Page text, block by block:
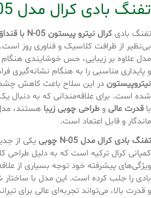
تفنگ بادی کرال مدل N-05 چوبی
تفنگ بادی کرال نیترو پیستون N-05 با قنداق چوب
بی‌نظیر از ظرافت کلاسیک و فناوری روز
مدل علاوه بر زیبایی، حس خوشایندی هنگام
و پایداری مناسبی را به هنگام نشانه‎‌گیری فراهم می‌کند. تکنولوژی
نیتروپیستون در این سلاح باعث کاهش
شده است. برای علاقه‌مندانی که به دنبال
باقدرت عالی و طراحی چوبی زیبا
ماندگار و قابل اعتماد است.
تفنگ بادی کرال مدل N-05
چوبی یکی از
کمپانی کرال ترکیه است که به دلیل طراحی
ویژگی‌های پیشرفته خود توجه بسیاری از
بادی را جلب کرده است. این مدل با
و قدرت بالا، می‌تواند تجربه‌ای عالی برای